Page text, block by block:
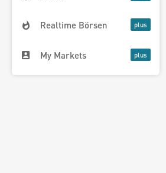
Realtime Börsen
My Markets